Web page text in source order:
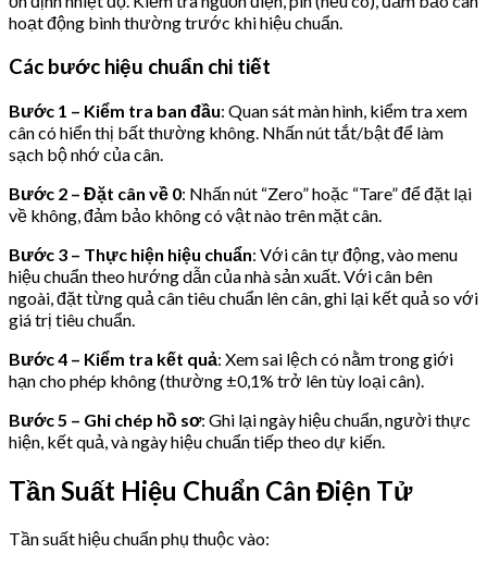
hoạt động bình thường trước khi hiệu chuẩn.
Các bước hiệu chuẩn chi tiết
Bước 1 – Kiểm tra ban đầu: Quan sát màn hình, kiểm tra xem
cân có hiển thị bất thường không. Nhấn nút tắt/bật để làm
sạch bộ nhớ của cân.
Bước 2 – Đặt cân về 0: Nhấn nút “Zero” hoặc “Tare” để đặt lại
về không, đảm bảo không có vật nào trên mặt cân.
Bước 3 – Thực hiện hiệu chuẩn: Với cân tự động, vào menu
hiệu chuẩn theo hướng dẫn của nhà sản xuất. Với cân bên
ngoài, đặt từng quả cân tiêu chuẩn lên cân, ghi lại kết quả so với
giá trị tiêu chuẩn.
Bước 4 – Kiểm tra kết quả: Xem sai lệch có nằm trong giới
hạn cho phép không (thường ±0,1% trở lên tùy loại cân).
Bước 5 – Ghi chép hồ sơ: Ghi lại ngày hiệu chuẩn, người thực
hiện, kết quả, và ngày hiệu chuẩn tiếp theo dự kiến.
Tần Suất Hiệu Chuẩn Cân Điện Tử
Tần suất hiệu chuẩn phụ thuộc vào: